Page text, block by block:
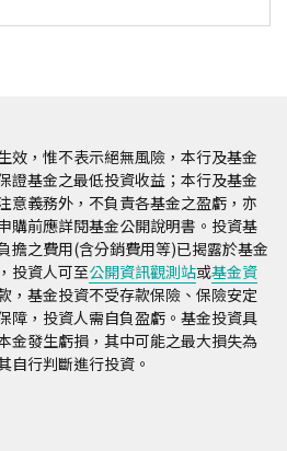
效，惟不表示絕無風險，本行及基金
證基金之最低投資收益；本行及基金
意義務外，不負責各基金之盈虧，亦
購前應詳閱基金公開說明書。投資基
擔之費用(含分銷費用等)已揭露於基金
投資人可至公開資訊觀測站或基金資
，基金投資不受存款保險、保險安定
障，投資人需自負盈虧。基金投資具
金發生虧損，其中可能之最大損失為
自行判斷進行投資。